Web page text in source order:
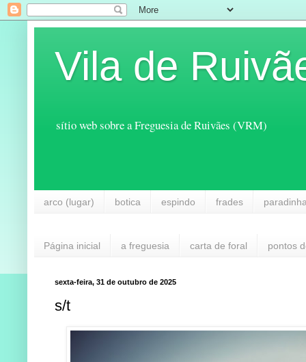
Vila de
sítio web sobre a Freguesia de Ruivães (VRM)
arco (lugar) botica espindo frades
Página inicial a freguesia carta de foral pontos
sexta-feira, 31 de outubro de 2025
s/t